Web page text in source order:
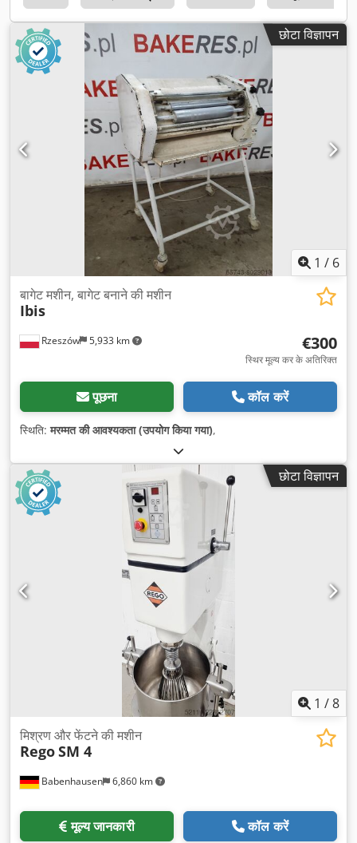
छोटा विज्ञापन
1 / 6
Rzeszów 5,933 km
बागेट मशीन, बागेट बनाने की मशीन
Ibis
€300
स्थिर मूल्य कर के अतिरिक्त
पूछना कॉल करें
स्थिति:मरम्मत की आवश्यकता (उपयोग किया गया),
छोटा विज्ञापन
1 /8
Babenhausen 6,860 km
मिश्रण और फेंटने की मशीन
RegoSM 4
मूल्य जानकारी कॉल करें